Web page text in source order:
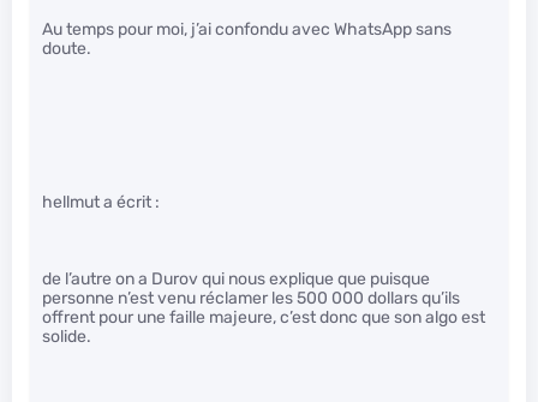
Au temps pour moi, j’ai confondu avec WhatsApp sans
doute.
hellmut a écrit :
de l’autre on a Durov qui nous explique que puisque
personne n’est venu réclamer les 500 000 dollars qu’ils
offrent pour une faille majeure, c’est donc que son algo est
solide.